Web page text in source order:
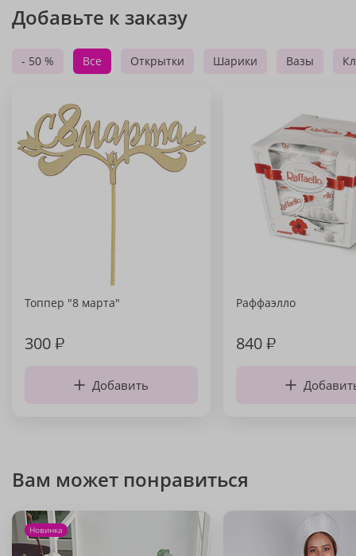
Добавьте к заказу
- 50 % Все Открытки Шарики Вазы
Топпер "8 марта"
300₽
Добавить
Раффаэлло
840₽
Вам может понравиться
Новинка